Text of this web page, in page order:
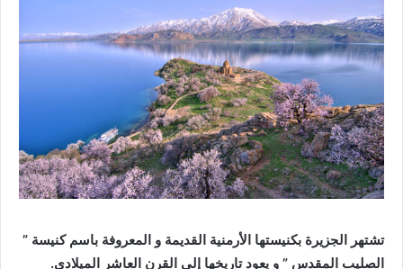
تشتهر الجزيرة بكنيستها الأرمنية القديمة و المعروفة باسم كنيسة ”
الصليب المقدس ” و يعود تاريخها إلى القرن العاشر الميلادي.